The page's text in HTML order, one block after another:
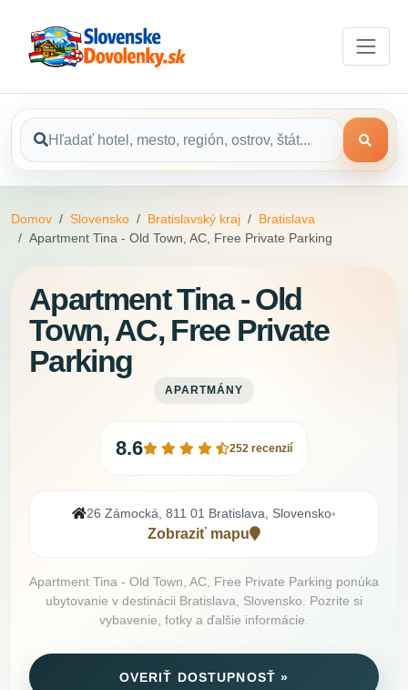
Domov Slovensko Bratislavský kraj
Bratislava
Apartment Tina - Old Town, AC, Free Private Parking
Apartment Tina - Old
Town, AC, Free Private
Parking
APARTMÁNY
8.6 252 recenzií
26 Zámocká, 811 01 Bratislava, Slovensko•
Zobraziť mapu
Apartment Tina - Old Town, AC, Free Private Parking ponúka
ubytovanie v destinácii Bratislava, Slovensko. Pozrite si
vybavenie, fotky a ďalšie informácie.
OVERIŤ DOSTUPNOSŤ »